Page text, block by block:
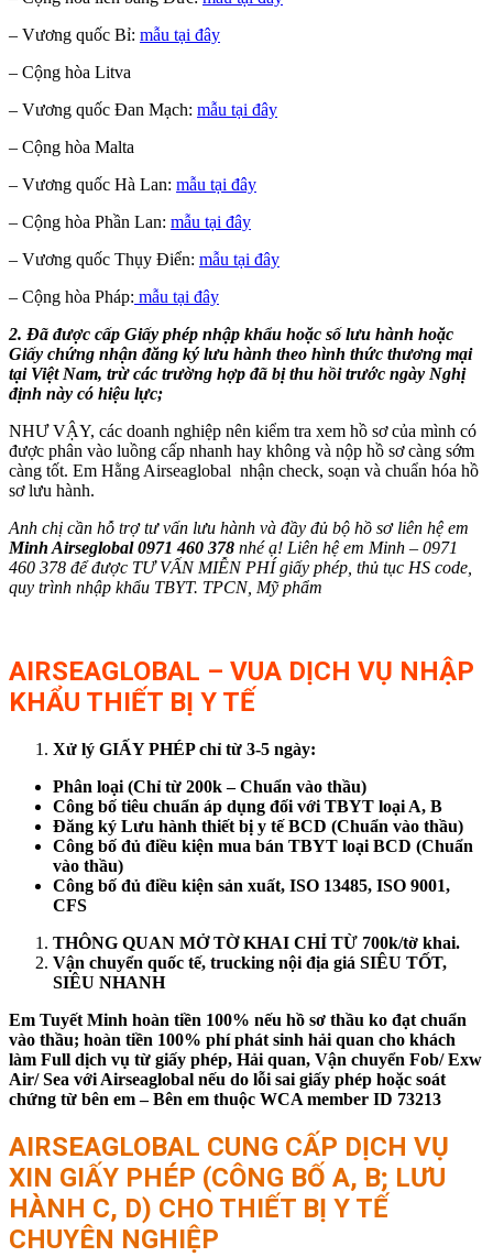
– Vương quốc Bỉ: mẫu tại đây
– Cộng hòa Litva
– Vương quốc Đan Mạch: mẫu tại đây
– Cộng hòa Malta
– Vương quốc Hà Lan: mẫu tại đây
– Cộng hòa Phần Lan: mẫu tại đây
– Vương quốc Thụy Điển: mẫu tại đây
– Cộng hòa Pháp: mẫu tại đây
2. Đã được cấp Giấy phép nhập khẩu hoặc số lưu hành hoặc
Giấy chứng nhận đăng ký lưu hành theo hình thức thương mại
tại Việt Nam, trừ các trường hợp đã bị thu hồi trước ngày Nghị
định này có hiệu lực;
NHƯ VẬY, các doanh nghiệp nên kiểm tra xem hồ sơ của mình có
được phân vào luồng cấp nhanh hay không và nộp hồ sơ càng sớm
càng tốt. Em Hằng Airseaglobal nhận check, soạn và chuẩn hóa hồ
sơ lưu hành.
Anh chị cần hỗ trợ tư vấn lưu hành và đầy đủ bộ hồ sơ liên hệ em
Minh Airseglobal 0971 460 378 nhé ạ! Liên hệ em Minh – 0971
460 378 để được TƯ VẤN MIỄN PHÍ giấy phép, thủ tục HS code,
quy trình nhập khẩu TBYT. TPCN, Mỹ phẩm
AIRSEAGLOBAL – VUA DỊCH VỤ NHẬP
KHẨU THIẾT BỊ Y TẾ
Xử lý GIẤY PHÉP chỉ từ 3-5 ngày:
Phân loại (Chỉ từ 200k – Chuẩn vào thầu)
Công bố tiêu chuẩn áp dụng đối với TBYT loại A, B
Đăng ký Lưu hành thiết bị y tế BCD (Chuẩn vào thầu)
Công bố đủ điều kiện mua bán TBYT loại BCD (Chuẩn
vào thầu)
Công bố đủ điều kiện sản xuất, ISO 13485, ISO 9001,
CFS
THÔNG QUAN MỞ TỜ KHAI CHỈ TỪ 700k/tờ khai.
Vận chuyển quốc tế, trucking nội địa giá SIÊU TỐT,
SIÊU NHANH
Em Tuyết Minh hoàn tiền 100% nếu hồ sơ thầu ko đạt chuẩn
vào thầu; hoàn tiền 100% phí phát sinh hải quan cho khách
làm Full dịch vụ từ giấy phép, Hải quan, Vận chuyển Fob/ Exw
Air/ Sea với Airseaglobal nếu do lỗi sai giấy phép hoặc soát
chứng từ bên em – Bên em thuộc WCA member ID 73213
AIRSEAGLOBAL CUNG CẤP DỊCH VỤ
XIN GIẤY PHÉP (CÔNG BỐ A, B; LƯU
HÀNH C, D) CHO THIẾT BỊ Y TẾ
CHUYÊN NGHIỆP